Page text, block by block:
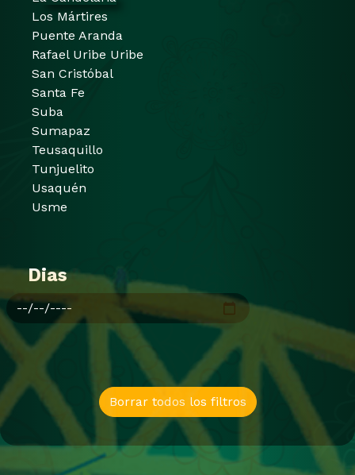
Los Mártires
Puente Aranda
Rafael Uribe Uribe
San Cristóbal
Santa Fe
Suba
Sumapaz
Teusaquillo
Tunjuelito
Usaquén
Usme
Dias
Borrar todos los filtros